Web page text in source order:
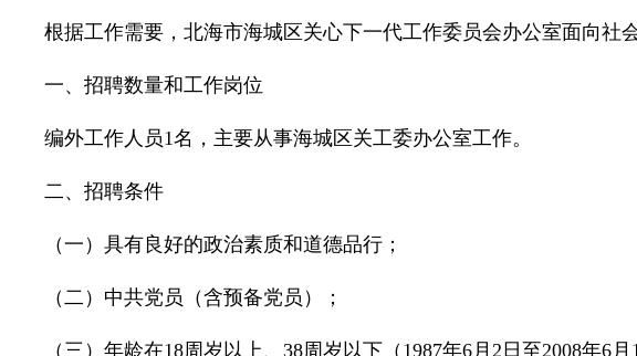
根据工作需要，北海市海城区关心下一代工作委员会办公室面向社
一、招聘数量和工作岗位
编外工作人员1名，主要从事海城区关工委办公室工作。
二、招聘条件
（一）具有良好的政治素质和道德品行；
（二）中共党员（含预备党员）；
（三）年龄在18周岁以上、38周岁以下（1987年6月2日至2008年6月